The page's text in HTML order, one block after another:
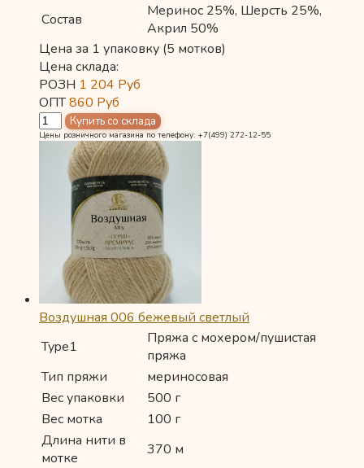
Состав
Меринос 25%, Шерсть 25%,
Акрил 50%
Цена за 1 упаковку (5 мотков)
Цена склада:
РОЗН 1 204 Руб
ОПТ860 Руб
Цены розничного магазина по телефону: +7(499) 272-12-55
Воздушная 006 бежевый светлый
Type1
Пряжа с мохером/пушистая
пряжа
Тип пряжи
мериносовая
Вес упаковки
500 г
Вес мотка
100 г
Длина нити в
мотке
370 м